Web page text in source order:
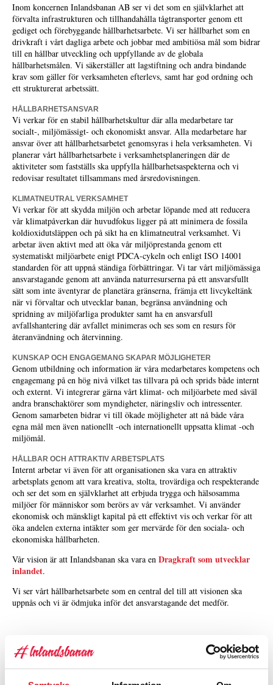
Inom koncernen Inlandsbanan AB ser vi det som en självklarhet att
förvalta infrastrukturen och tillhandahålla tågtransporter genom ett
gediget och förebyggande hållbarhetsarbete. Vi ser hållbarhet som en
drivkraft i vårt dagliga arbete och jobbar med ambitiösa mål som bidrar
till en hållbar utveckling och uppfyllande av de globala
hållbarhetsmålen. Vi säkerställer att lagstiftning och andra bindande
krav som gäller för verksamheten efterlevs, samt har god ordning och
ett strukturerat arbetssätt.
HÅLLBARHETSANSVAR
Vi verkar för en stabil hållbarhetskultur där alla medarbetare tar
socialt-, miljömässigt- och ekonomiskt ansvar. Alla medarbetare har
ansvar över att hållbarhetsarbetet genomsyras i hela verksamheten. Vi
planerar vårt hållbarhetsarbete i verksamhetsplaneringen där de
aktiviteter som fastställs ska uppfylla hållbarhetsaspekterna och vi
redovisar resultatet tillsammans med årsredovisningen.
KLIMATNEUTRAL VERKSAMHET
Vi verkar för att skydda miljön och arbetar löpande med att reducera
vår klimatpåverkan där huvudfokus ligger på att minimera de fossila
koldioxidutsläppen och på sikt ha en klimatneutral verksamhet. Vi
arbetar även aktivt med att öka vår miljöprestanda genom ett
systematiskt miljöarbete enigt PDCA-cykeln och enligt ISO 14001
standarden för att uppnå ständiga förbättringar. Vi tar vårt miljömässiga
ansvarstagande genom att använda naturresurserna på ett ansvarsfullt
sätt som inte äventyrar de planetära gränserna, främja ett livcykeltänk
när vi förvaltar och utvecklar banan, begränsa användning och
spridning av miljöfarliga produkter samt ha en ansvarsfull
avfallshantering där avfallet minimeras och ses som en resurs för
återanvändning och återvinning.
KUNSKAP OCH ENGAGEMANG SKAPAR MÖJLIGHETER
Genom utbildning och information är våra medarbetares kompetens och
engagemang på en hög nivå vilket tas tillvara på och sprids både internt
och externt. Vi integrerar gärna vårt klimat- och miljöarbete med såväl
andra branschaktörer som myndigheter, näringsliv och intressenter.
Genom samarbeten bidrar vi till ökade möjligheter att nå både våra
egna mål men även nationellt -och internationellt uppsatta klimat -och
miljömål.
HÅLLBAR OCH ATTRAKTIV ARBETSPLATS
Internt arbetar vi även för att organisationen ska vara en attraktiv
arbetsplats genom att vara kreativa, stolta, trovärdiga och respekterande
och ser det som en självklarhet att erbjuda trygga och hälsosamma
miljöer för människor som berörs av vår verksamhet. Vi använder
ekonomisk och mänskligt kapital på ett effektivt vis och verkar för att
öka andelen externa intäkter som ger mervärde för den sociala- och
ekonomiska hållbarheten.
Vår vision är att Inlandsbanan ska vara en Dragkraft som utvecklar
inlandet.
Vi ser vårt hållbarhetsarbete som en central del till att visionen ska
uppnås och vi är ödmjuka inför det ansvarstagande det medför.
LINA HENRIKSSON
KMA-chef